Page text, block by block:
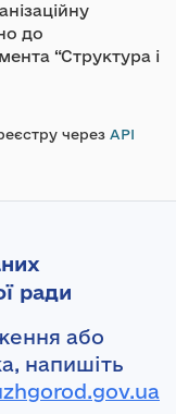
до
“Структура і
через API
ради
або
напишіть